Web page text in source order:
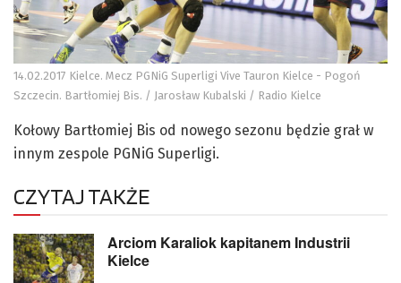
14.02.2017 Kielce. Mecz PGNiG Superligi Vive Tauron Kielce - Pogoń
Szczecin. Bartłomiej Bis. / Jarosław Kubalski / Radio Kielce
Kołowy Bartłomiej Bis od nowego sezonu będzie grał w
innym zespole PGNiG Superligi.
CZYTAJ TAKŻE
Arciom Karaliok kapitanem Industrii
Kielce